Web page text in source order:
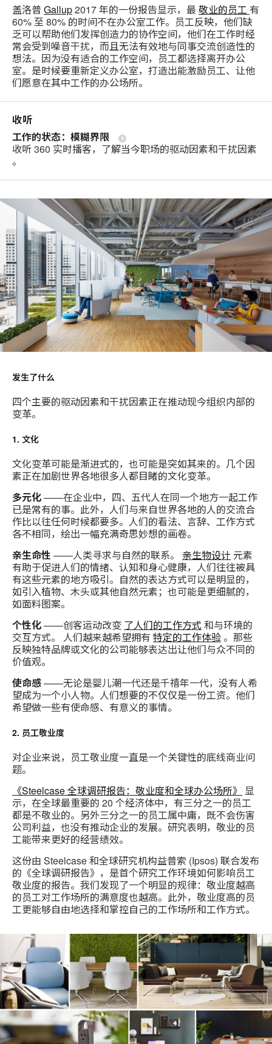
盖洛普Gallup2017 年的一份报告显示，最敬业的员工 有
60% 至 80% 的时间不在办公室工作。员工反映，他们缺
乏可以帮助他们发挥创造力的协作空间，他们在工作时经
常会受到噪音干扰，而且无法有效地与同事交流创造性的
想法。因为没有适合的工作空间，员工都选择离开办公
室。是时候要重新定义办公室，打造出能激励员工、让他
们愿意在其中工作的办公场所。
收听
工作的状态：模糊界限
收听 360 实时播客，了解当今职场的驱动因素和干扰因素
。
发生了什么
四个主要的驱动因素和干扰因素正在推动现今组织内部的
变革。
1. 文化
文化变革可能是渐进式的，也可能是突如其来的。几个因
素正在加剧世界各地很多人都目睹的文化变革。
多元化——在企业中，四、五代人在同一个地方一起工作
已是常有的事。此外，人们与来自世界各地的人的交流合
作比以往任何时候都要多。人们的看法、言辞、工作方式
各不相同，绘出一幅充满奇思妙想的画卷。
亲生命性 ——人类寻求与自然的联系。 亲生物设计 元素
有助于促进人们的情绪、认知和身心健康，人们往往被具
有这些元素的地方吸引。自然的表达方式可以是明显的，
如引入植物、木头或其他自然元素；也可能是更细腻的，
如面料图案。
个性化——创客运动改变 了人们的工作方式 和与环境的
交互方式。 人们越来越希望拥有 特定的工作体验 。那些
反映独特品牌或文化的公司能够表达出让他们与众不同的
价值观。
使命感——无论是婴儿潮一代还是千禧年一代，没有人希
望成为一个小人物。人们想要的不仅仅是一份工资。他们
希望做一些有使命感、有意义的事情。
2. 员工敬业度
对企业来说，员工敬业度一直是一个关键性的底线商业问
题。
《Steelcase 全球调研报告：敬业度和全球办公场所》 显
示，在全球最重要的 20 个经济体中，有三分之一的员工
都是不敬业的。另外三分之一的员工属中庸，既不会伤害
公司利益，也没有推动企业的发展。研究表明，敬业的员
工能带来更好的经营绩效。
这份由 Steelcase 和全球研究机构益普索 (Ipsos) 联合发布
的《全球调研报告》，是首个研究工作环境如何影响员工
敬业度的报告。我们发现了一个明显的规律：敬业度越高
的员工对工作场所的满意度也越高。此外，敬业度高的员
工更能够自由地选择和掌控自己的工作场所和工作方式。